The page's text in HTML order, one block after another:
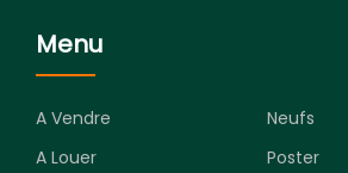
Menu
A Vendre
Neufs
A Louer
Poster